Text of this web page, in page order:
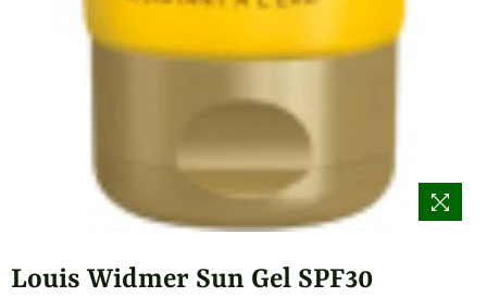
Louis Widmer Sun Gel SPF30